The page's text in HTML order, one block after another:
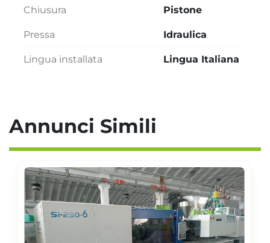
Chiusura Pistone
Pressa Idraulica
Lingua installata Lingua Italiana
Annunci Simili